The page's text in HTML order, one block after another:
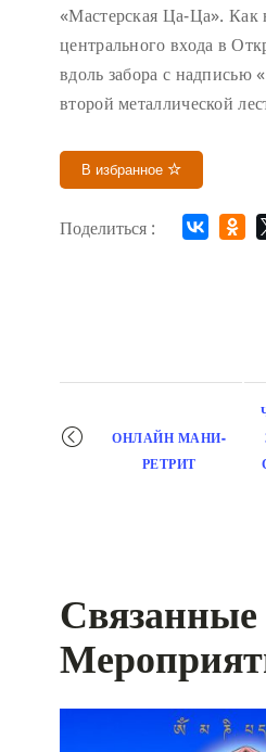
«Мастерская Ца-Ца». Как
центрального входа в
вдоль забора с надписью
второй металлической
В избранное
Поделиться :
навигация
ОНЛАЙН МАНИ-
РЕТРИТ
Связанные